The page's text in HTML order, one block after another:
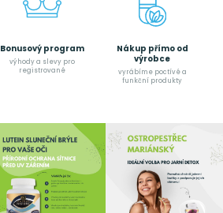
Bonusový program
výhody a slevy pro
registrované
Nákup přímo od
výrobce
vyrábíme poctívé a
funkční produkty